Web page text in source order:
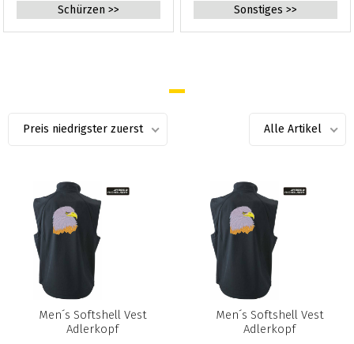
Schürzen >> Sonstiges >>
Preis niedrigster zuerst Alle Artikel
Men´s Softshell Vest
Adlerkopf
Men´s Softshell Vest
Adlerkopf